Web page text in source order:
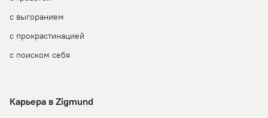
с выгоранием
с прокрастинацией
с поиском себя
Карьера в Zigmund